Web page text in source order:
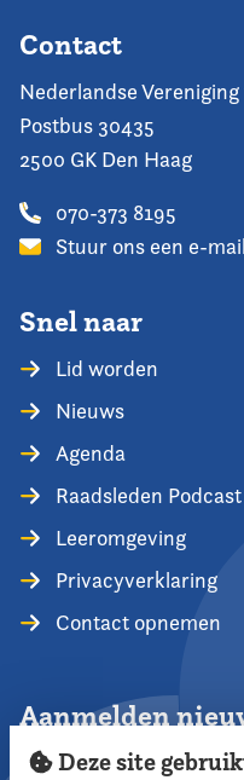
Contact
Nederlandse
Postbus 30435
2500 GK Den Haag
070-373 8195
Stuur ons een e-mail
Snel naar
Lid worden
Nieuws
Agenda
Raadsleden Podcast
Leeromgeving
Privacyverklaring
Contact opnemen
Aanmelden
Deze site